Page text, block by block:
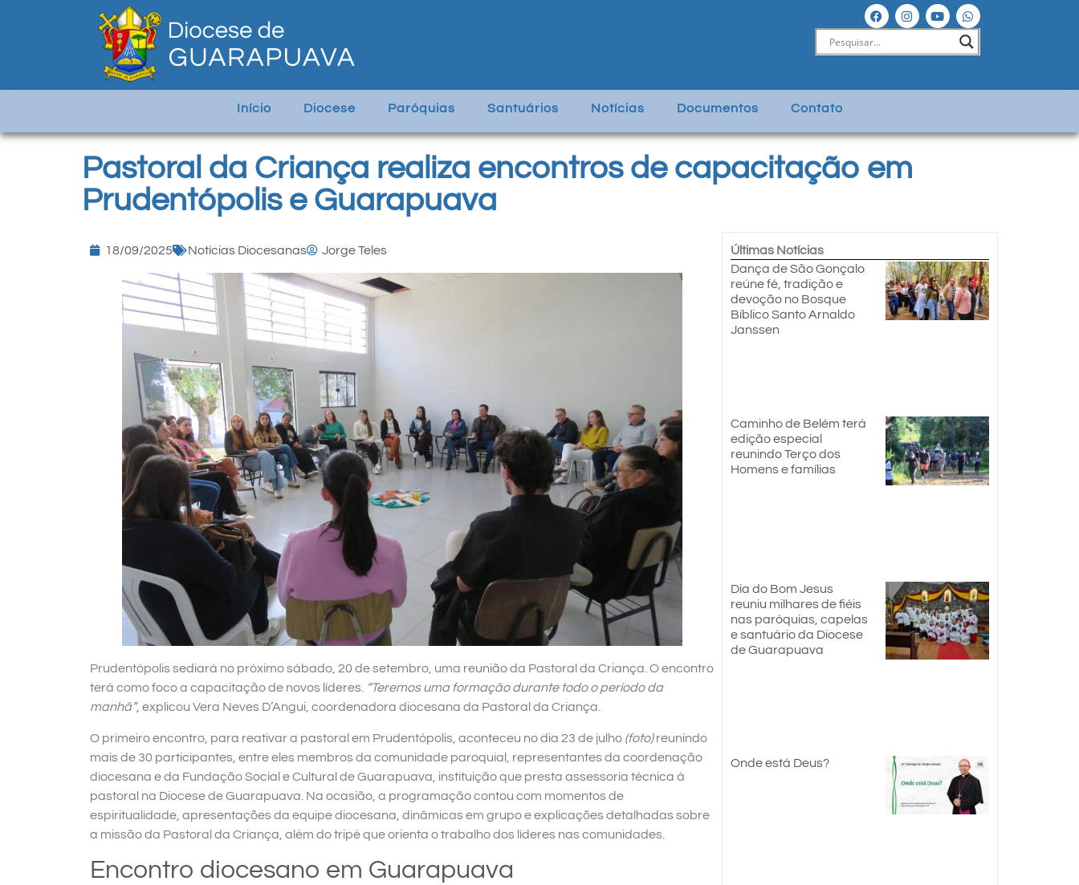
Início Diocese Paróquias Santuários Notícias Documentos Contato
Pastoral da Criança realiza encontros de capacitação em
Prudentópolis e Guarapuava
18/09/2025 Notícias Diocesanas Jorge Teles
Prudentópolis sediará no próximo sábado, 20 de setembro, uma reunião da Pastoral da Criança. O encontro
terá como foco a capacitação de novos líderes. “Teremos uma formação durante todo o período da
manhã”, explicou Vera Neves D’Angui, coordenadora diocesana da Pastoral da Criança.
O primeiro encontro, para reativar a pastoral em Prudentópolis, aconteceu no dia 23 de julho (foto)reunindo
mais de 30 participantes, entre eles membros da comunidade paroquial, representantes da coordenação
diocesana e da Fundação Social e Cultural de Guarapuava, instituição que presta assessoria técnica à
pastoral na Diocese de Guarapuava. Na ocasião, a programação contou com momentos de
espiritualidade, apresentações da equipe diocesana, dinâmicas em grupo e explicações detalhadas sobre
a missão da Pastoral da Criança, além do tripé que orienta o trabalho dos líderes nas comunidades.
Encontro diocesano em Guarapuava
Últimas Notícias
Dança de São Gonçalo
reúne fé, tradição e
devoção no Bosque
Bíblico Santo Arnaldo
Janssen
Caminho de Belém terá
edição especial
reunindo Terço dos
Homens e famílias
Dia do Bom Jesus
reuniu milhares de fiéis
nas paróquias, capelas
e santuário da Diocese
de Guarapuava
Onde está Deus?